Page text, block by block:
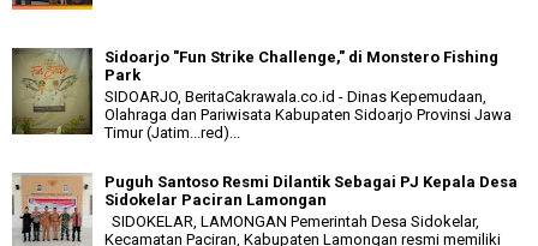
Sidoarjo "Fun Strike Challenge," di Monstero Fishing
Park
SIDOARJO, BeritaCakrawala.co.id - Dinas Kepemudaan,
Olahraga dan Pariwisata Kabupaten Sidoarjo Provinsi Jawa
Timur (Jatim...red)...
Puguh Santoso Resmi Dilantik Sebagai PJ Kepala Desa
Sidokelar Paciran Lamongan
SIDOKELAR, LAMONGAN Pemerintah Desa Sidokelar,
Kecamatan Paciran, Kabupaten Lamongan resmi memiliki